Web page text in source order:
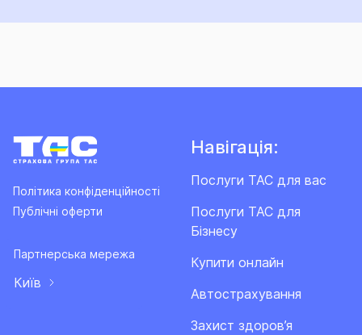
Політика конфіденційності
Публічні оферти
Партнерська мережа
Київ
Навігація:
Послуги ТАС для вас
Послуги ТАС для
Бізнесу
Купити онлайн
Автострахування
Захист здоров’я